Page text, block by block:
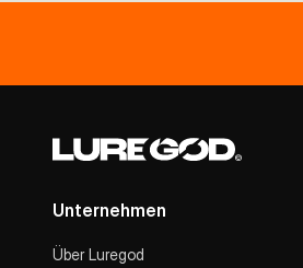
Unternehmen
Über Luregod